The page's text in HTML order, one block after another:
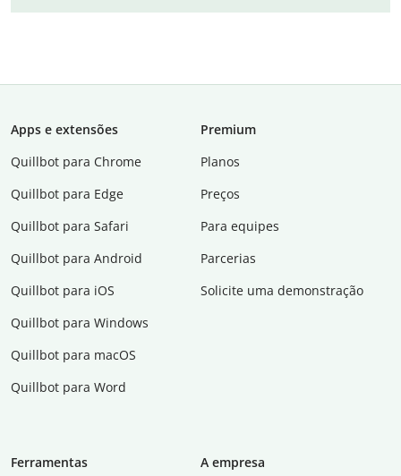
Apps e extensões
Quillbot para Chrome
Quillbot para Edge
Quillbot para Safari
Quillbot para Android
Quillbot para iOS
Quillbot para Windows
Quillbot para macOS
Quillbot para Word
Premium
Planos
Preços
Para equipes
Parcerias
Solicite uma demonstração
Ferramentas
A empresa